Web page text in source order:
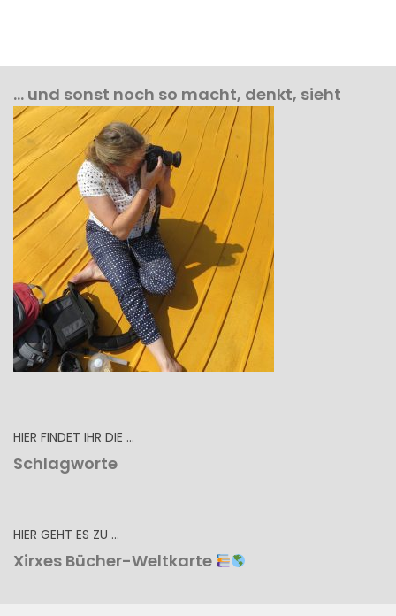
… und sonst noch so macht, denkt, sieht
HIER FINDET IHR DIE …
Schlagworte
HIER GEHT ES ZU …
Xirxes Bücher-Weltkarte